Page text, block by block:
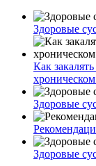
Здоровые
Как
Здоровые
Здоровые